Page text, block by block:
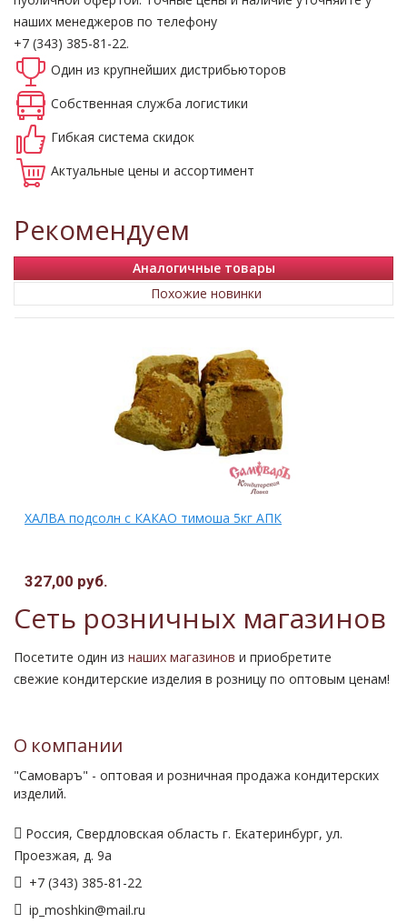
наших менеджеров по телефону
+7 (343) 385-81-22.
Один из крупнейших дистрибьюторов
Собственная служба логистики
Гибкая система скидок
Актуальные цены и ассортимент
Рекомендуем
Аналогичные товары
Похожие новинки
ХАЛВА подсолн с КАКАО тимоша 5кг АПК
327,00 руб.
Сеть розничных магазинов
Посетите один из наших магазинов и приобретите
свежие кондитерские изделия в розницу по оптовым ценам!
О компании
"Самоваръ" - оптовая и розничная продажа кондитерских
изделий.
Россия, Свердловская область г. Екатеринбург, ул.
Проезжая, д. 9а
+7 (343) 385-81-22
ip_moshkin@mail.ru